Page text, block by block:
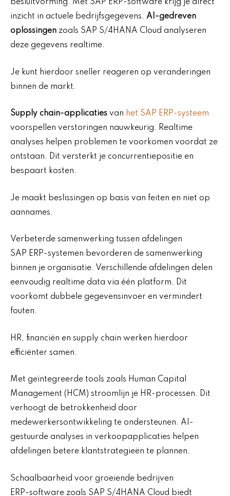
besluitvorming. Met SAP ERP-software krijg je direct
inzicht in actuele bedrijfsgegevens. AI-gedreven
oplossingen zoals SAP S/4HANA Cloud analyseren
deze gegevens realtime.
Je kunt hierdoor sneller reageren op veranderingen
binnen de markt.
Supply chain-applicaties van het SAP ERP-systeem
voorspellen verstoringen nauwkeurig. Realtime
analyses helpen problemen te voorkomen voordat ze
ontstaan. Dit versterkt je concurrentiepositie en
bespaart kosten.
Je maakt beslissingen op basis van feiten en niet op
aannames.
Verbeterde samenwerking tussen afdelingen
SAP ERP-systemen bevorderen de samenwerking
binnen je organisatie. Verschillende afdelingen delen
eenvoudig realtime data via één platform. Dit
voorkomt dubbele gegevensinvoer en vermindert
fouten.
HR, financiën en supply chain werken hierdoor
efficiënter samen.
Met geïntegreerde tools zoals Human Capital
Management (HCM) stroomlijn je HR-processen. Dit
verhoogt de betrokkenheid door
medewerkersontwikkeling te ondersteunen. AI-
gestuurde analyses in verkoopapplicaties helpen
afdelingen betere klantstrategieën te plannen.
Schaalbaarheid voor groeiende bedrijven
ERP-software zoals SAP S/4HANA Cloud biedt